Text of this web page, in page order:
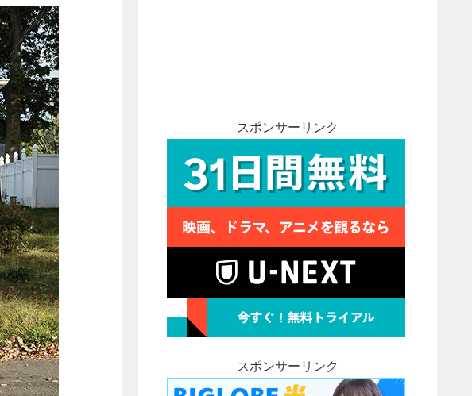
スポンサーリンク
スポンサーリンク